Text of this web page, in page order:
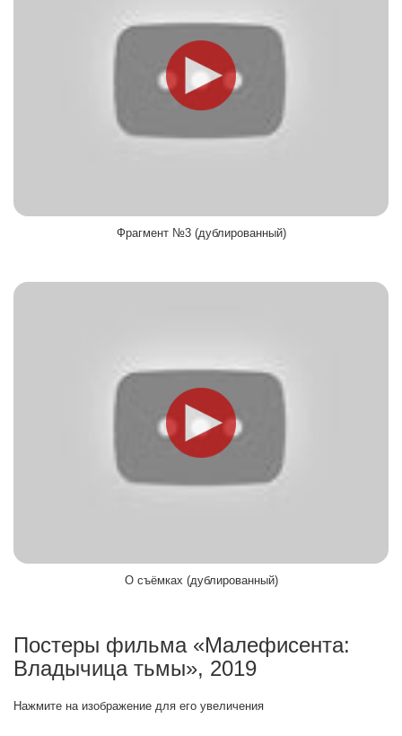
Фрагмент №3 (дублированный)
О съёмках (дублированный)
Постеры фильма «Малефисента:
Владычица тьмы», 2019
Нажмите на изображение для его увеличения